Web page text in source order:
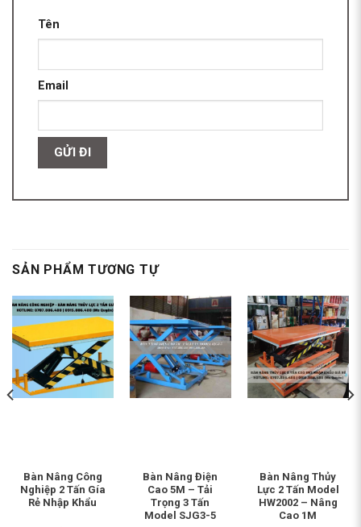
Tên
Email
SẢN PHẨM TƯƠNG TỰ
Bàn Nâng Công
Nghiệp 2 Tấn Gía
Rẻ Nhập Khẩu
Bàn Nâng Điện
Cao 5M – Tải
Trọng 3 Tấn
Model SJG3-5
Bàn Nâng Thủy
Lực 2 Tấn Model
HW2002 – Nâng
Cao 1M